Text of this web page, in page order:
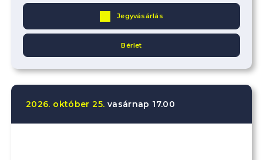
Jegyvásárlás
Bérlet
2026. október 25. vasárnap 17.00